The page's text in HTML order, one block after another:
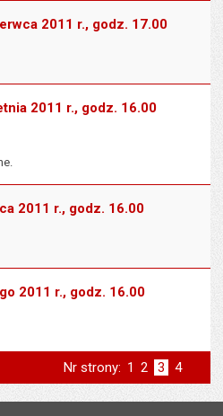
2011 r., godz. 17.00
2011 r., godz. 16.00
2011 r., godz. 16.00
2011 r., godz. 16.00
stronie
Nr strony: Strona
1 Strona
2 Strona
3 Strona
4